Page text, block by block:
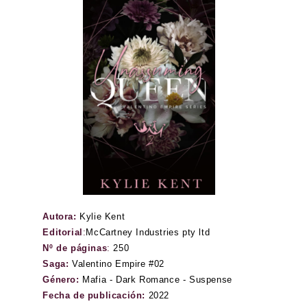
Autora: Kylie Kent
Editorial : McCartney Industries pty ltd
Nº de páginas: 250
Saga: Valentino Empire #02
Género: Mafia - Dark Romance - Suspense
Fecha de publicación: 2022